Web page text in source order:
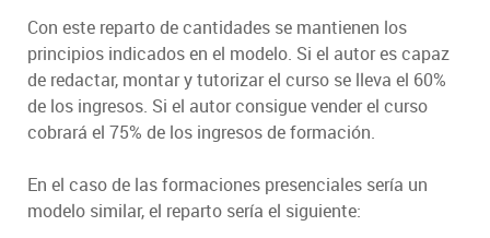
Con este reparto de cantidades se mantienen los
principios indicados en el modelo. Si el autor es capaz
de redactar, montar y tutorizar el curso se lleva el 60%
de los ingresos. Si el autor consigue vender el curso
cobrará el 75% de los ingresos de formación.
En el caso de las formaciones presenciales sería un
modelo similar, el reparto sería el siguiente: